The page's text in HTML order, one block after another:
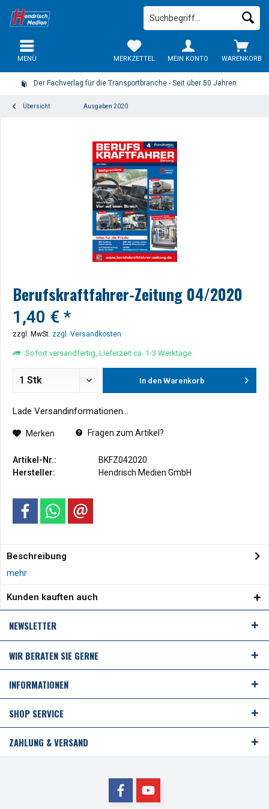
Der Fachverlag für die Transportbranche - Seit über 50 Jahren
MENÜ WARENKORB
MERKZETTEL MEIN KONTO
Übersicht Ausgaben 2020
Berufskraftfahrer-Zeitung 04/2020
1,40 € *
zzgl. MwSt. zzgl. Versandkosten
Sofort versandfertig, Lieferzeit ca. 1-3 Werktage
In den Warenkorb
Lade Versandinformationen...
Merken Fragen zum Artikel?
Artikel-Nr.:
BKFZ042020
Hersteller:
Hendrisch Medien GmbH
Beschreibung
mehr
Kunden kauften auch
NEWSLETTER
WIR BERATEN SIE GERNE
INFORMATIONEN
SHOP SERVICE
ZAHLUNG & VERSAND